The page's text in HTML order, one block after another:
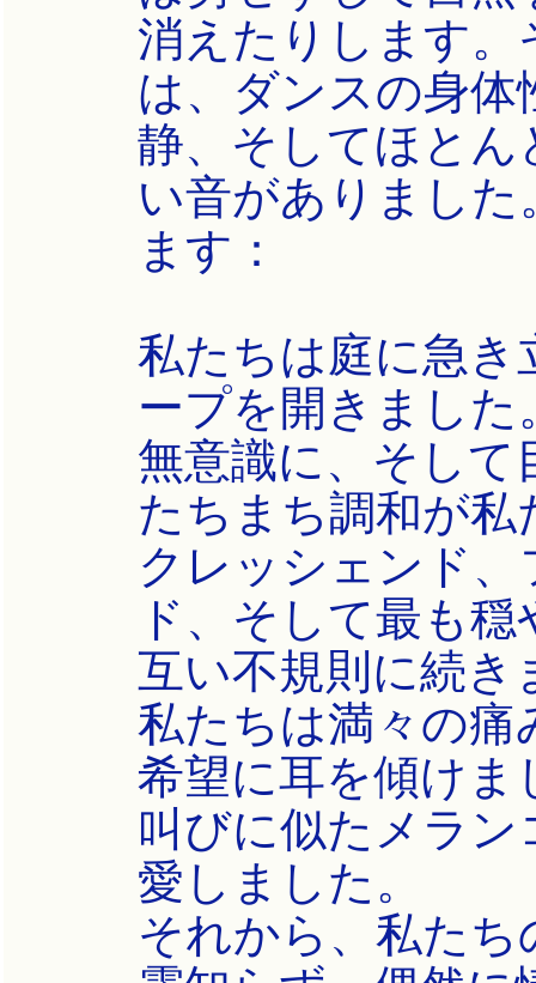
消えたりします。
は、ダンスの身
静、そしてほと
い音がありまし
ます：
私たちは庭に急
ープを開きました
無意識に、そして
たちまち調和が
クレッシェンド
ド、そして最も
互い不規則に続き
私たちは満々の痛
希望に耳を傾けま
叫びに似たメラ
愛しました。
それから、私た